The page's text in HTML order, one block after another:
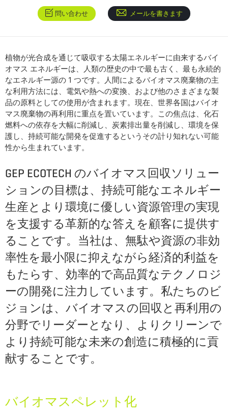
問い合わせ メールを書きます
植物が光合成を通じて吸収する太陽エネルギーに由来するバイ
オマス エネルギーは、人類の歴史の中で最も古く、最も永続的
なエネルギー源の 1 つです。人間によるバイオマス廃棄物の主
な利用方法には、電気や熱への変換、および他のさまざまな製
品の原料としての使用が含まれます。現在、世界各国はバイオ
マス廃棄物の再利用に重点を置いています。この焦点は、化石
燃料への依存を大幅に削減し、炭素排出量を削減し、環境を保
護し、持続可能な開発を促進するというその計り知れない可能
性から生まれています。
GEP ECOTECH のバイオマス回収ソリュー
ションの目標は、持続可能なエネルギー
生産とより環境に優しい資源管理の実現
を支援する革新的な答えを顧客に提供す
ることです。当社は、無駄や資源の非効
率性を最小限に抑えながら経済的利益を
もたらす、効率的で高品質なテクノロジ
ーの開発に注力しています。私たちのビ
ジョンは、バイオマスの回収と再利用の
分野でリーダーとなり、よりクリーンで
より持続可能な未来の創造に積極的に貢
献することです。
バイオマスペレット化